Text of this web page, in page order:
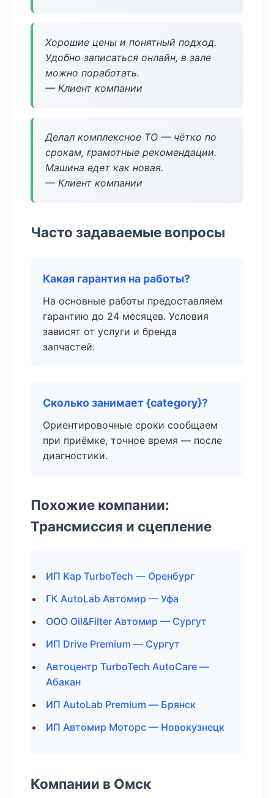
Хорошие цены и понятный подход.
Удобно записаться онлайн, в зале
можно поработать.
— Клиент компании
Делал комплексное ТО — чётко по
срокам, грамотные рекомендации.
Машина едет как новая.
— Клиент компании
Часто задаваемые вопросы
Какая гарантия на работы?
На основные работы предоставляем
гарантию до 24 месяцев. Условия
зависят от услуги и бренда
запчастей.
Сколько занимает {category}?
Ориентировочные сроки сообщаем
при приёмке, точное время — после
диагностики.
Похожие компании:
Трансмиссия и сцепление
ИП Кар TurboTech — Оренбург
ГК AutoLab Автомир — Уфа
ООО Oil&Filter Автомир — Сургут
ИП Drive Premium — Сургут
Автоцентр TurboTech AutoCare —
Абакан
ИП AutoLab Premium — Брянск
ИП Автомир Моторс — Новокузнецк
Компании в Омск